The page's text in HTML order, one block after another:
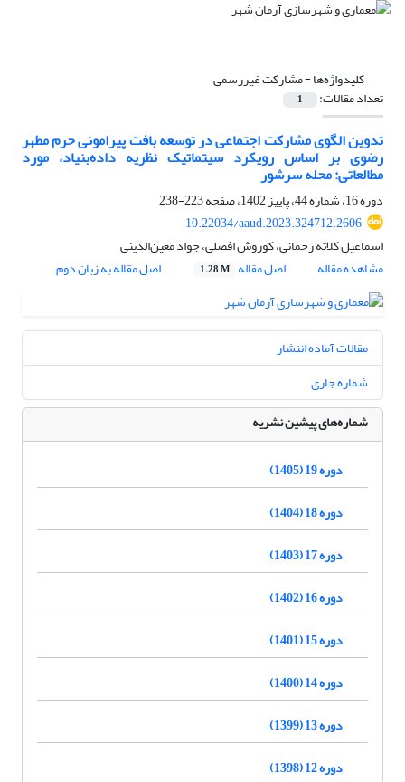
کلیدواژه‌ها =مشارکت غیررسمی
تعداد مقالات: 1
تدوین الگوی مشارکت اجتماعی در توسعه بافت پیرامونی حرم مطهر
رضوی بر اساس رویکرد سیتماتیک نظریه داده‌‌بنیاد، مورد
مطالعاتی: محله سرشور
دوره 16، شماره 44، پاییز 1402، صفحه
223-238
10.22034/aaud.2023.324712.2606
اسماعیل کلاته رحمانی، کوروش افضلی، جواد معین‌الدینی
مشاهده مقاله
اصل مقاله 1.28 M اصل مقاله به زبان دوم
مقالات آماده انتشار
شماره جاری
شماره‌های پیشین نشریه
دوره 19 (1405)
دوره 18 (1404)
دوره 17 (1403)
دوره 16 (1402)
دوره 15 (1401)
دوره 14 (1400)
دوره 13 (1399)
دوره 12 (1398)